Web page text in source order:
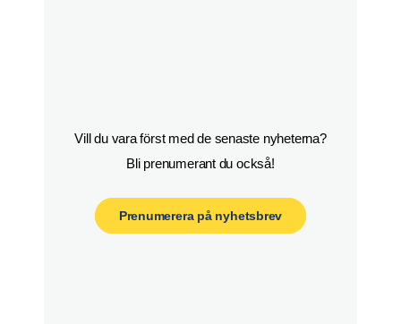
Vill du vara först med de senaste nyheterna?
Bli prenumerant du också!
Prenumerera på nyhetsbrev